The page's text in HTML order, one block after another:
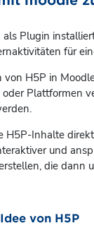
Plugin
für
von H5P in
Plattformen
H5P-Inhalte
und
die dann
von H5P